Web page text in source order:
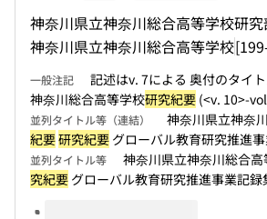
神奈川県立神奈川総合高等学校研究
神奈川県立神奈川総合高等学校
一般注記
記述はv. 7による 奥付のタイ
神奈川総合高等学校研究紀要 (<v. 10>-
並列タイトル等（連結） 神奈川県立神奈
紀要研究紀要 グローバル教育研究推進
並列タイトル等 神奈川県立神奈川総合
究紀要 グローバル教育研究推進事業記録
このタイトルの巻号